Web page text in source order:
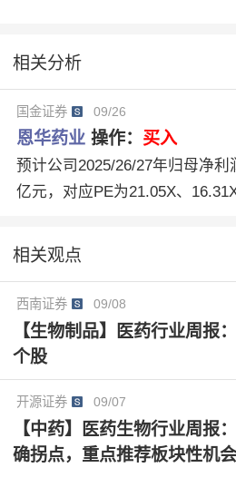
阿芬太尼
中评 3家机构
麻醉类 商业医药
奥赛利定注射液 氘丁苯那嗪
相关分析
国金证券 09/26
恩华药业 操作： 买入
预计公司2025/26/27年归母净利
亿元，对应PE为21.05X、
线陆续兑现，给予公司2025年
相关观点
西南证券 09/08
【生物制品】医药行业周报
个股
开源证券 09/07
【中药】医药生物行业周报
确拐点，重点推荐板块性机